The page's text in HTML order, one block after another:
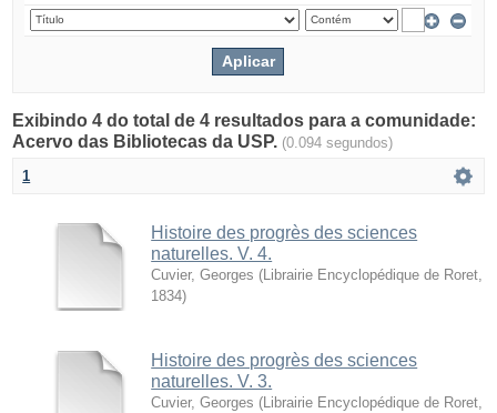
Exibindo 4 do total de 4 resultados para a comunidade:
Acervo das Bibliotecas da USP. (0.094 segundos)
1
Histoire des progrès des sciences
naturelles. V. 4.
Cuvier, Georges ( Librairie Encyclopédique de Roret
1834)
Histoire des progrès des sciences
naturelles. V. 3.
Cuvier, Georges ( Librairie Encyclopédique de Roret